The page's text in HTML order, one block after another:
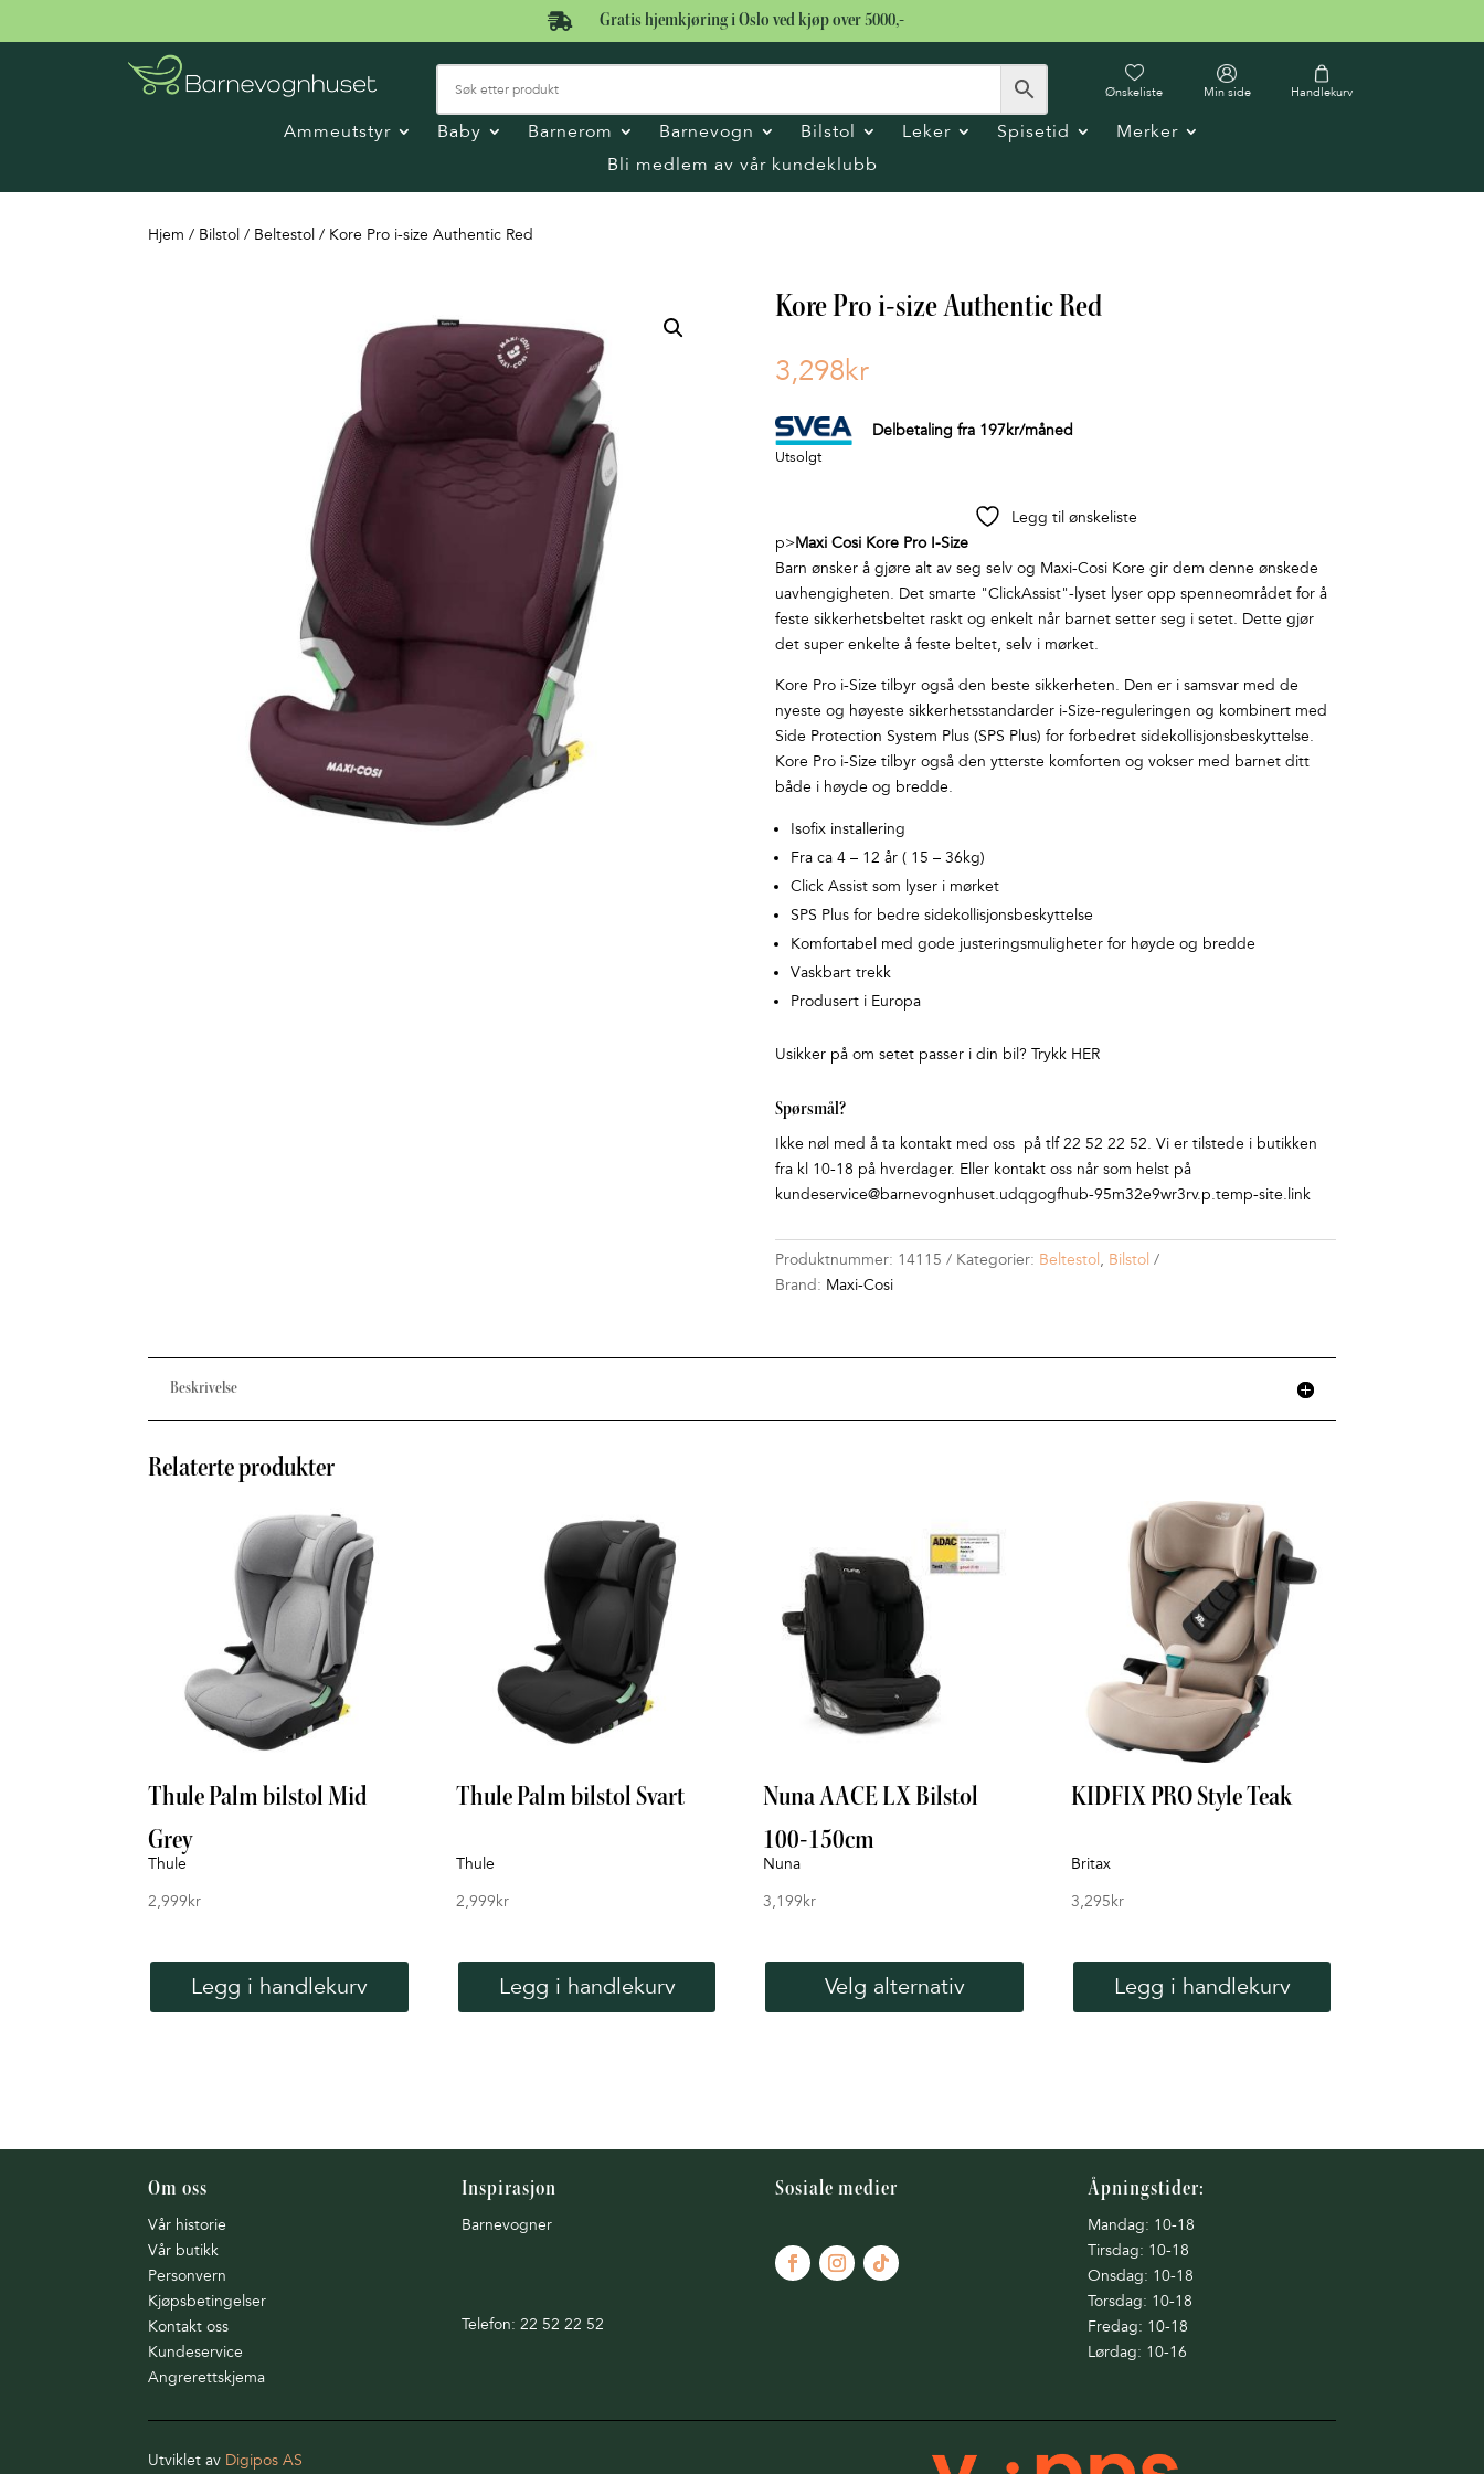
 Gratis hjemkjøring i Oslo ved kjøp over 5000,-
Ønskeliste Min side Handlekurv
Ammeutstyr Baby Barnerom Barnevogn Bilstol Leker Spisetid
Merker
Bli medlem av vår kundeklubb
Hjem / Bilstol / Beltestol / Kore Pro i-size Authentic Red
Kore Pro i-size Authentic Red
3,298kr
Delbetaling fra 197kr/måned
Utsolgt
Legg til ønskeliste
p>Maxi Cosi Kore Pro I-Size
Barn ønsker å gjøre alt av seg selv og Maxi-Cosi Kore gir dem denne ønskede
uavhengigheten. Det smarte "ClickAssist"-lyset lyser opp spenneområdet for å
feste sikkerhetsbeltet raskt og enkelt når barnet setter seg i setet. Dette gjør
det super enkelte å feste beltet, selv i mørket.
Kore Pro i-Size tilbyr også den beste sikkerheten. Den er i samsvar med de
nyeste og høyeste sikkerhetsstandarder i-Size-reguleringen og kombinert med
Side Protection System Plus (SPS Plus) for forbedret sidekollisjonsbeskyttelse.
Kore Pro i-Size tilbyr også den ytterste komforten og vokser med barnet ditt
både i høyde og bredde.
Isofix installering
Fra ca 4 – 12 år ( 15 – 36kg)
Click Assist som lyser i mørket
SPS Plus for bedre sidekollisjonsbeskyttelse
Komfortabel med gode justeringsmuligheter for høyde og bredde
Vaskbart trekk
Produsert i Europa
Usikker på om setet passer i din bil? Trykk HER
Spørsmål?
Ikke nøl med å ta kontakt med oss på tlf 22 52 22 52. Vi er tilstede i butikken
fra kl 10-18 på hverdager. Eller kontakt oss når som helst på
kundeservice@barnevognhuset.udqgogfhub-95m32e9wr3rv.p.temp-site.link
Produktnummer: 14115 Kategorier: Beltestol , Bilstol
Brand: Maxi-Cosi
Beskrivelse
Relaterte produkter
Thule Palm bilstol Mid
Grey
Thule
2,999kr
Legg i handlekurv
Thule Palm bilstol Svart
Thule
2,999kr
Legg i handlekurv
Nuna AACE LX Bilstol
100-150cm
Nuna
3,199kr
Velg alternativ
velges
KIDFIX PRO Style Teak
Britax
3,295kr
Legg i handlekurv
Om oss
Vår historie
Vår butikk
Personvern
Kjøpsbetingelser
Kontakt oss
Kundeservice
Angrerettskjema
Inspirasjon
Barnevogner
Telefon: 22 52 22 52
Sosiale medier Åpningstider:
Mandag: 10-18
Tirsdag: 10-18
Onsdag: 10-18
Torsdag: 10-18
Fredag: 10-18
Lørdag: 10-16
Utviklet av Digipos AS